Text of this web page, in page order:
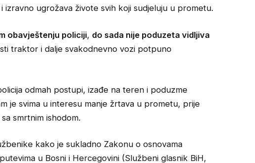
izravno ugrožava živote svih koji sudjeluju u prometu.
obavještenju policiji, do sada nije poduzeta vidljiva
traktor i dalje svakodnevno vozi potpuno
odmah postupi, izađe na teren i poduzme
je svima u interesu manje žrtava u prometu, prije
smrtnim ishodom.
kako je sukladno Zakonu o osnovama
u Bosni i Hercegovini (Službeni glasnik BiH,